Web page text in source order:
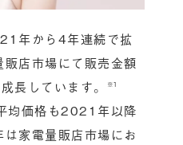
年から4年連続で拡
店市場にて販売金額
長しています。
※1
均価格も2021年以降
家電量販店市場にお